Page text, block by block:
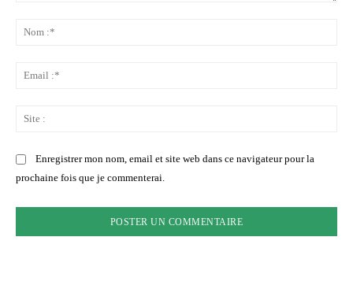
r
:
Enregistrer mon nom, email et site web dans ce navigateur pour la
prochaine fois que je commenterai.